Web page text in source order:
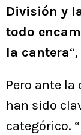
División y
todo
la cantera
Pero ante
han sido
categórico.